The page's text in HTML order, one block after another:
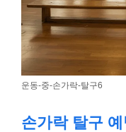
운동-중-손가락-탈구6
손가락 탈구 예